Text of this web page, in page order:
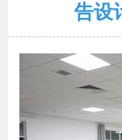
告设